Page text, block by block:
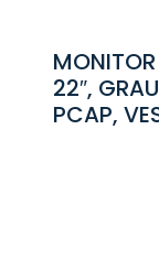
22″,
PCAP,